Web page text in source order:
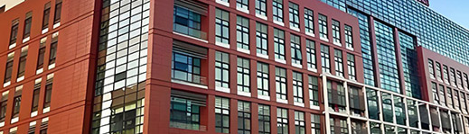
查疾病 找医生 找医院